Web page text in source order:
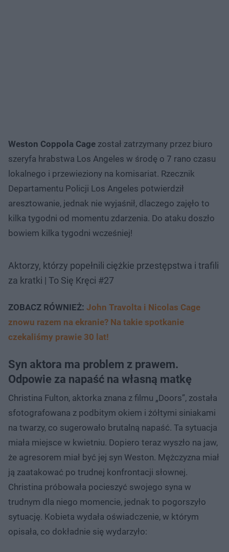
Weston Coppola Cage został zatrzymany przez biuro
szeryfa hrabstwa Los Angeles w środę o 7 rano czasu
lokalnego i przewieziony na komisariat. Rzecznik
Departamentu Policji Los Angeles potwierdził
aresztowanie, jednak nie wyjaśnił, dlaczego zajęło to
kilka tygodni od momentu zdarzenia. Do ataku doszło
bowiem kilka tygodni wcześniej!
Aktorzy, którzy popełnili ciężkie przestępstwa i trafili
za kratki | To Się Kręci #27
ZOBACZ RÓWNIEŻ: John Travolta i Nicolas Cage
znowu razem na ekranie? Na takie spotkanie
czekaliśmy prawie 30 lat!
Syn aktora ma problem z prawem.
Odpowie za napaść na własną matkę
Christina Fulton, aktorka znana z filmu „Doors”, została
sfotografowana z podbitym okiem i żółtymi siniakami
na twarzy, co sugerowało brutalną napaść. Ta sytuacja
miała miejsce w kwietniu. Dopiero teraz wyszło na jaw,
że agresorem miał być jej syn Weston. Mężczyzna miał
ją zaatakować po trudnej konfrontacji słownej.
Christina próbowała pocieszyć swojego syna w
trudnym dla niego momencie, jednak to pogorszyło
sytuację. Kobieta wydała oświadczenie, w którym
opisała, co dokładnie się wydarzyło: